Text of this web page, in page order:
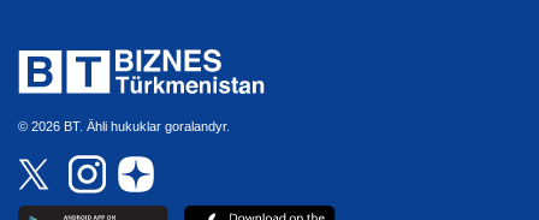
© 2026 BT. Ähli hukuklar goralandyr.